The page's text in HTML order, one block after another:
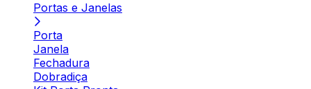
Portas e Janelas
Porta
Janela
Fechadura
Dobradiça